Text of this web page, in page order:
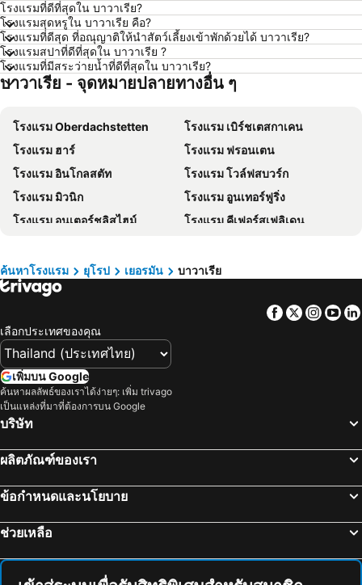
โรงแรม เขาหลัก
โรงแรม อุดรธานี
โรงแรม ศรีราชา
โรงแรม กระบี่
โรงแรม นครนายก
โรงแรม นครพนม
โรงแรม เกาะสมุย
โรงแรม ไทเป
โรงแรม เกาะเต่า
โรงแรม ภาคตะวันออกเฉียงเหนือ
โรงแรม มาเก๊า
โรงแรม บาหลี
โรงแรม เกาะลังกาวี
โรงแรม ปีนัง
โรงแรม บาห์เรน
โรงแรม จอร์เจีย
โรงแรม ลาว
โรงแรม ซาโมส
โรงแรม เกาะช้าง
โรงแรม เขตเมืองหลวงบรัสเซลส์
โรงแรมที่ดีที่สุดใน บาวาเรีย?
โรงแรมสุดหรูใน บาวาเรีย คือ?
โรงแรมที่ดีสุด ที่อณุญาติให้นำสัตว์เลี้ยงเข้าพักด้วยได้ บาวาเรีย?
โรงแรมสปาที่ดีที่สุดใน บาวาเรีย ?
โรงแรมที่มีสระว่ายน้ำที่ดีที่สุดใน บาวาเรีย?
บาวาเรีย - จุดหมายปลายทางอื่น ๆ
โรงแรม Oberdachstetten
โรงแรม เบิร์ชเตสกาเคน
โรงแรม ฮาร์
โรงแรม ฟรอนเตน
โรงแรม อินโกลสตัท
โรงแรม โวล์ฟสบวร์ก
โรงแรม มิวนิก
โรงแรม อูนเทอร์ฟูริ่ง
โรงแรม อูนเตอร์ชลิสไฮม์
โรงแรม คีเฟอร์สเฟลิเดน
โรงแรม Weibersbrunn
โรงแรม โรเซนไฮม
โรงแรม แบมเบิร์ก
โรงแรม บาดไรทเคนฮอล์
โรงแรม Saaldorf-Surheim
โรงแรม เออร์ดิง
โรงแรม Sand
โรงแรม Ampfing
โรงแรม Planegg
โรงแรม ไมส์บาค
โรงแรม นอยอูม
โรงแรม ออโตเบาเรน
โรงแรม Neualbenreuth
ค้นหาโรงแรม ยุโรป เยอรมัน บาวาเรีย
Facebook
Twitter
เลือกประเทศของคุณ
เพิ่มบน Google
ค้นหาผลลัพธ์ของเราได้ง่ายๆ: เพิ่ม trivago
เป็นแหล่งที่มาที่ต้องการบน Google
บริษัท
ผลิตภัณฑ์ของเรา
ข้อกำหนดและนโยบาย
ช่วยเหลือ